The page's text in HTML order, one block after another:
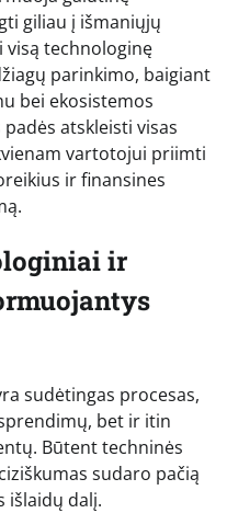
giliau į išmaniųjų
visą technologinę
parinkimo, baigiant
bei ekosistemos
atskleisti visas
vartotojui priimti
ir finansines
ir
sudėtingas procesas,
bet ir itin
Būtent techninės
sudaro pačią
išlaidų dalį.